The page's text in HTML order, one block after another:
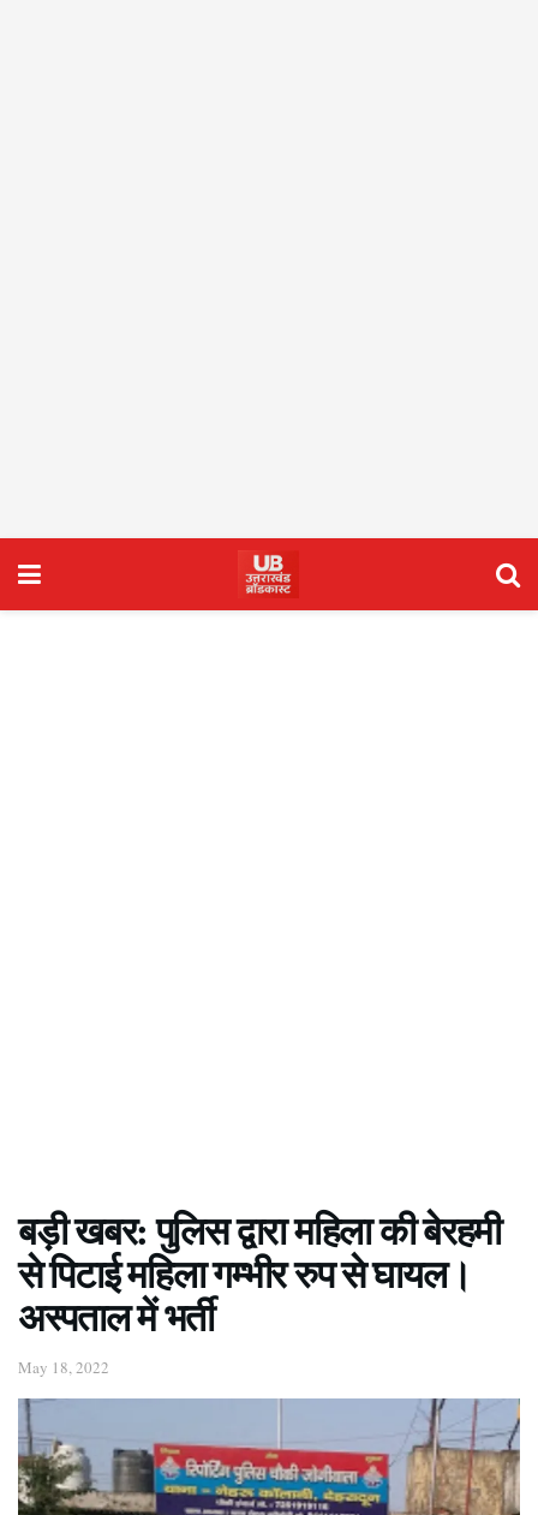
बड़ी खबर: पुलिस द्वारा महिला की बेरहमी
से पिटाई महिला गम्भीर रुप से घायल।
अस्पताल में भर्ती
May 18, 2022